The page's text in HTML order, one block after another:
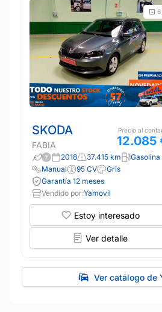
6
SKODA
FABIA
Precio al
12.085
2018 37.415 km
Gasolina
Manual
95 CV
Gris
Garantía 12 meses
Vendido por:Yamovil
Estoy interesado
Ver detalle
Ver catálogo de